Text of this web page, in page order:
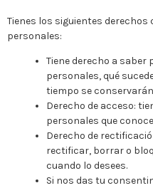
Tienes los siguientes
personales:
Tiene derecho a saber
personales, qué
tiempo se
Derecho de acceso:
personales que
Derecho de
rectificar, borrar o
cuando lo desees.
Si nos das tu